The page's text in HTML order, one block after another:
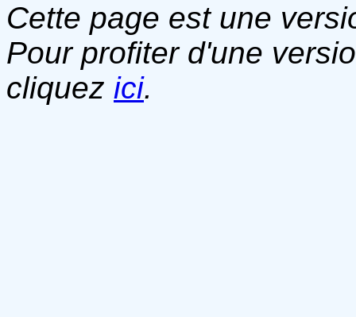
Cette page est une
Pour profiter d'une
cliquez ici.